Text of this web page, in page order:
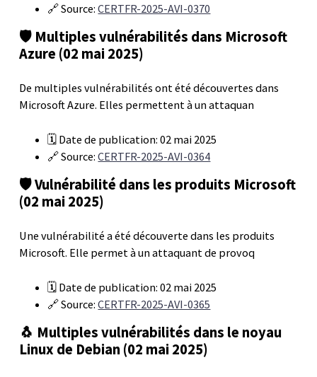
🔗 Source:CERTFR-2025-AVI-0370
🛡️ Multiples vulnérabilités dans Microsoft
Azure (02 mai 2025)
De multiples vulnérabilités ont été découvertes dans
Microsoft Azure. Elles permettent à un attaquan
🗓️ Date de publication: 02 mai 2025
🔗 Source:CERTFR-2025-AVI-0364
🛡️ Vulnérabilité dans les produits Microsoft
(02 mai 2025)
Une vulnérabilité a été découverte dans les produits
Microsoft. Elle permet à un attaquant de provoq
🗓️ Date de publication: 02 mai 2025
🔗 Source:CERTFR-2025-AVI-0365
🐧 Multiples vulnérabilités dans le noyau
Linux de Debian (02 mai 2025)